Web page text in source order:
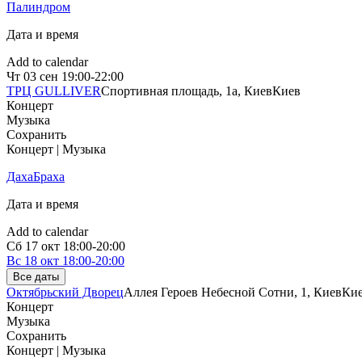
Палиндром
Дата и время
Add to calendar
Чт 03 сен 19:00-22:00
ТРЦ GULLIVERСпортивная площадь, 1a, КиевКиев
Концерт
Музыка
Сохранить
Концерт | Музыка
ДахаБраха
Дата и время
Add to calendar
Сб 17 окт 18:00-20:00
Вс 18 окт 18:00-20:00
Все даты
Октябрьский ДворецАллея Героев Небесной Сотни, 1, Киев
Концерт
Музыка
Сохранить
Концерт | Музыка